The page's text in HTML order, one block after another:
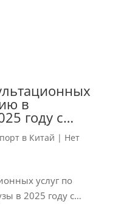
в
году с…
в Китай | Нет